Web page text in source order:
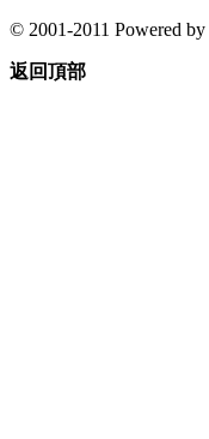
© 2001-2011 Powered by
返回頂部